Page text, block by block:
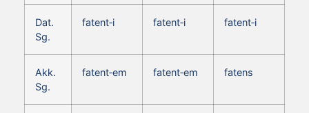
Dat.
Sg.
fatent‑i fatent‑i fatent‑i
Akk.
Sg.
fatent‑em fatent‑em fatens